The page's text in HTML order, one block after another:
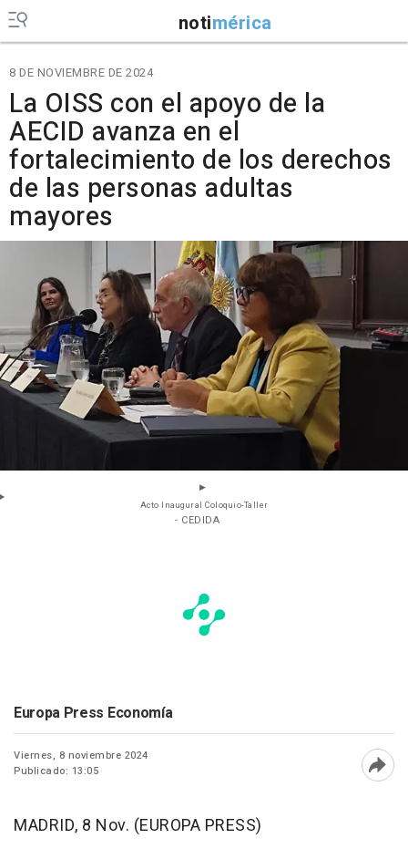
notimérica
8 DE NOVIEMBRE DE 2024
La OISS con el apoyo de la
AECID avanza en el
fortalecimiento de los derechos
de las personas adultas
mayores
Acto Inaugural Coloquio-Taller
- CEDIDA
Europa Press Economía
Viernes, 8 noviembre 2024
Publicado: 13:05
MADRID, 8 Nov. (EUROPA PRESS)